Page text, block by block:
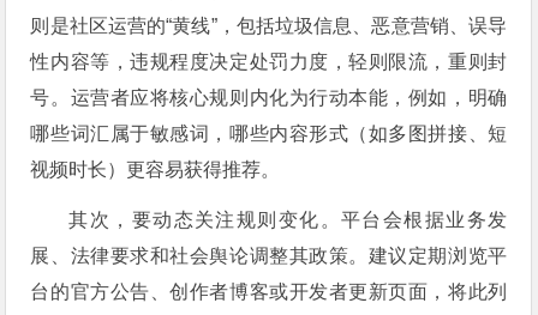
则是社区运营的“黄线”，包括垃圾信息、恶意营销、误导
性内容等，违规程度决定处罚力度，轻则限流，重则封
号。运营者应将核心规则内化为行动本能，例如，明确
哪些词汇属于敏感词，哪些内容形式（如多图拼接、短
视频时长）更容易获得推荐。
其次，要动态关注规则变化。平台会根据业务发
展、法律要求和社会舆论调整其政策。建议定期浏览平
台的官方公告、创作者博客或开发者更新页面，将此列